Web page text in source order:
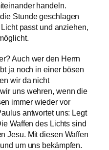
handeln.
Stunde geschlagen
passt und anziehen,
Auch wer den Herrn
ja noch in einer bösen
wir da nicht
uns wehren, wenn die
immer wieder vor
antwortet uns: Legt
Waffen des Lichts sind
Jesu. Mit diesen Waffen
um uns bekämpfen.